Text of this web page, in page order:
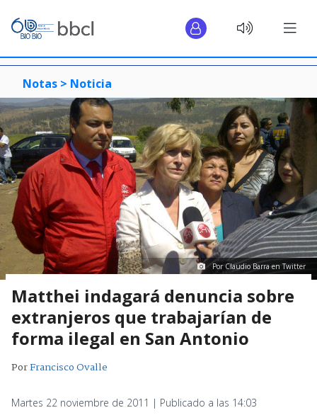
Notas > Noticia
Por Claudio Barra en Twitter
Matthei indagará denuncia sobre
extranjeros que trabajarían de
forma ilegal en San Antonio
PorFrancisco Ovalle
Martes 22 noviembre de 2011 | Publicado a las 14:03